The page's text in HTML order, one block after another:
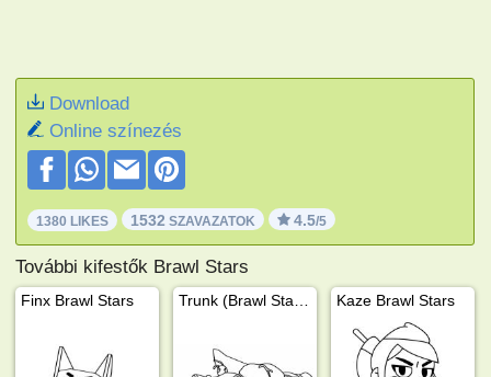
Download
Online színezés
1380 LIKES 1532 SZAVAZATOK 4.5/5
További kifestők Brawl Stars
Finx Brawl Stars Kaze Brawl Stars